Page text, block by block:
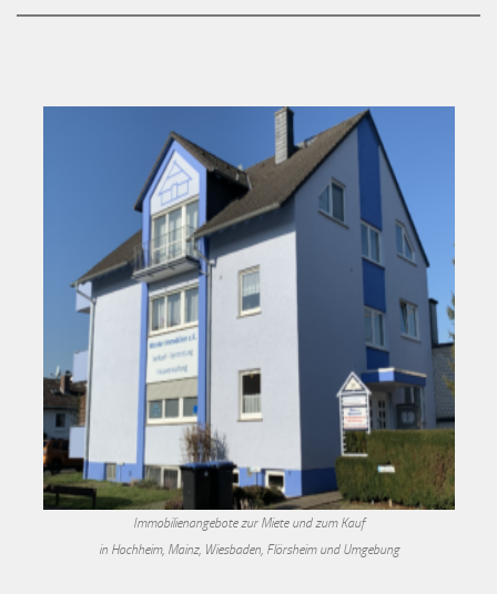
Immobilienangebote zur Miete und zum Kauf
in Hochheim, Mainz, Wiesbaden, Flörsheim und Umgebung